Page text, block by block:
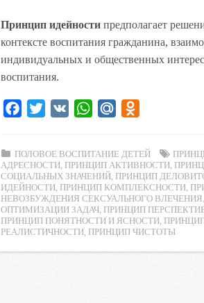
Принцип идейности предполагает
контексте воспитания гражданина,
индивидуальных и общественных
воспитания.
e
b
o
o
k
t
t
e
r
W
t
s
A
p
p
l
.
R
u
o
k
l
a
s
s
ПОЛОВОЕ ВОСПИТАНИЕ ДЕТЕЙ
АДРЕСНОСТИ, ПРИНЦИП АКТИВНОСТИ,
СОЦИАЛЬНЫХ ЗНАЧЕНИЙ, ПРИНЦИП
ИДЕЙНОСТИ, ПРИНЦИП КОМПЛЕКСНОСТИ,
НЕВОЗБУЖДЕНИЯ СЕКСУАЛЬНОГО ВЛЕЧЕНИЯ,
ОПТИМИЗАЦИИ ЗАДАЧ, ПРИНЦИП
ПРИНЦИП ПОНЯТНОСТИ И ЯСНОСТИ,
РЕАЛИСТИЧНОСТИ, ПРИНЦИП ЧИСТОТЫ